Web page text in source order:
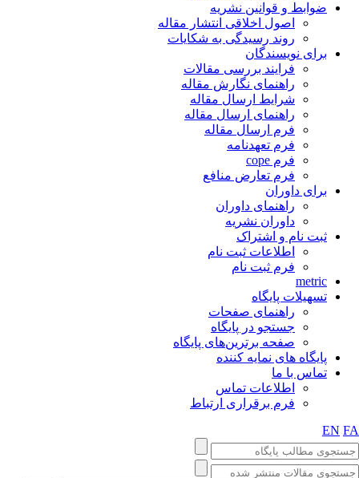
ضوابط و قوانین نشریه
اصول اخلاقی انتشار مقاله
روند رسیدگی به شکایات
برای نویسندگان
فرایند بررسی مقالات
راهنمای نگارش مقاله
شرایط ارسال مقاله
راهنمای ارسال مقاله
فرم ارسال مقاله
فرم تعهدنامه
فرم cope
فرم تعارض منافع
برای داوران
راهنمای داوران
داوران نشریه
ثبت نام و اشتراک
اطلاعات ثبت نام
فرم ثبت نام
metric
تسهیلات پایگاه
راهنمای صفحات
جستجو در پایگاه
صفحه برترین‌های پایگاه
پایگاه های نمایه کننده
تماس با ما
اطلاعات تماس
فرم برقراری ارتباط
EN